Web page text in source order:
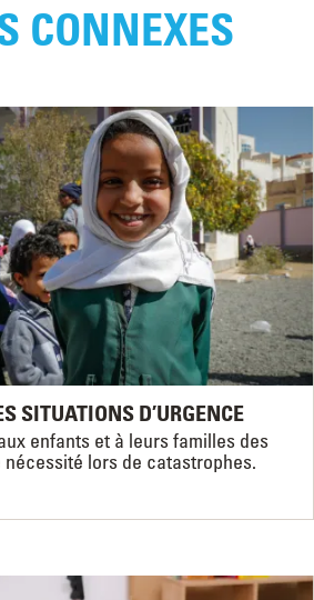
CONNEXES
SITUATIONS D’URGENCE
enfants et à leurs familles des
lors de catastrophes.